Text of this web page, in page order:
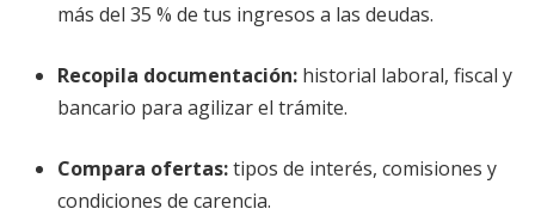
más del 35 % de tus ingresos a las deudas.
Recopila documentación: historial laboral, fiscal y
bancario para agilizar el trámite.
Compara ofertas:tipos de interés, comisiones y
condiciones de carencia.